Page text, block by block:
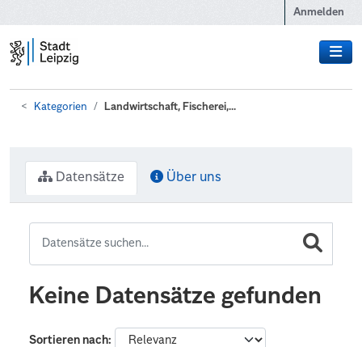
Anmelden
Kategorien Landwirtschaft, Fischerei,...
Datensätze Über uns
Keine Datensätze gefunden
Sortieren nach